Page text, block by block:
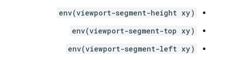
env(viewport-segment-height xy)
env(viewport-segment-top xy)
env(viewport-segment-left xy)